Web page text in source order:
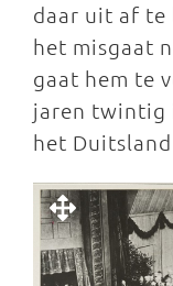
daar uit af te
het misgaat
gaat hem te
jaren twintig
het